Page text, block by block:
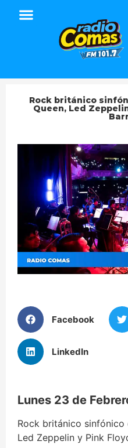
Rock británico
Queen, Led
Facebook
LinkedIn
Lunes 23 de
Rock británico sinfónico
Led Zeppelin y Pink